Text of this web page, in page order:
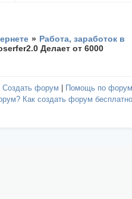
» Работа, заработок в
Делает от 6000
Создать форум Помощь по